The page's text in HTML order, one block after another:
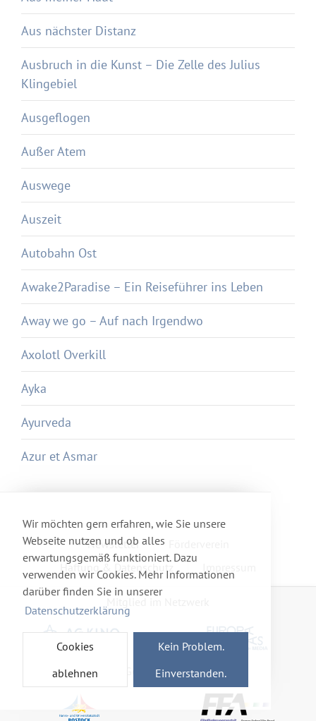
Wir möchten gern erfahren, wie Sie unsere
Webseite nutzen und ob alles
erwartungsgemäß funktioniert. Dazu
verwenden wir Cookies. Mehr Informationen
darüber finden Sie in unserer
Datenschutzerklärung
Cookies
ablehnen
Kein Problem.
Einverstanden.
Aus nächster Distanz
Ausbruch in die Kunst – Die Zelle des Julius
Klingebiel
Ausgeflogen
Außer Atem
Auswege
Auszeit
Autobahn Ost
Awake2Paradise – Ein Reiseführer ins Leben
Away we go – Auf nach Irgendwo
Axolotl Overkill
Ayka
Ayurveda
Azur et Asmar
Newsletter
Haftung & Datenschutz
Impressum
Gefördert von